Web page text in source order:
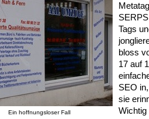
Ein hoffnungsloser Fall
Tags
bloss
17 auf
SEO
sie
Wichtig